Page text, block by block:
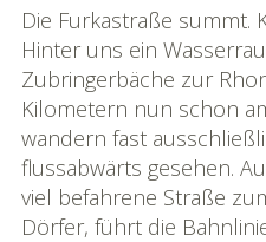
‚Ritz‘,
so
nah,
so
fern
wie
das
Die Furkastraße summt.
Hinter uns ein
Zubringerbäche zur
Kilometern nun schon
wandern fast
flussabwärts gesehen.
viel befahrene Straße
Dörfer, führt die